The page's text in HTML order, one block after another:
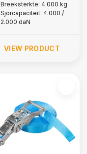
Breeksterkte: 4.000 kg
Sjorcapaciteit: 4.000 /
2.000 daN
VIEW PRODUCT